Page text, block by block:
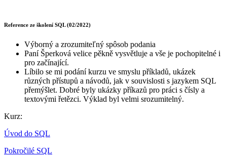
Reference ze školení SQL (02/2022)
Výborný a zrozumiteľný spôsob podania
Paní Šperková velice pěkně vysvětluje a vše je pochopitelné i
pro začínající.
Líbilo se mi podání kurzu ve smyslu příkladů, ukázek
různých přístupů a návodů, jak v souvislosti s jazykem SQL
přemýšlet. Dobré byly ukázky příkazů pro práci s čísly a
textovými řetězci. Výklad byl velmi srozumitelný.
Kurz:
Úvod do SQL
Pokročilé SQL